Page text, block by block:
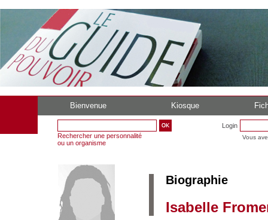
Bienvenue Kiosque
Rechercher une personnalité
ou un organisme
Login
Vous
Biographie
Isabelle